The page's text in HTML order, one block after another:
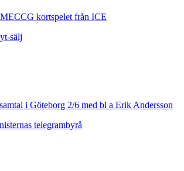
kortspelet från ICE
sälj
i Göteborg 2/6 med bl a Erik Andersson
telegrambyrå